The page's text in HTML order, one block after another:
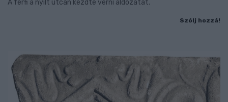
A férfi a nyílt utcán kezdte verni áldozatát.
Szólj hozzá!